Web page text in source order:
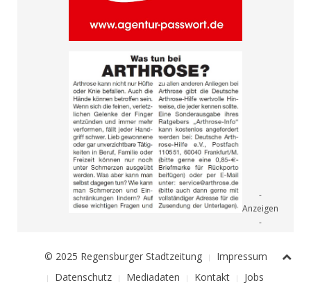
© 2025 Regensburger Stadtzeitung
Impressum
Datenschutz
Mediadaten Kontakt Jobs